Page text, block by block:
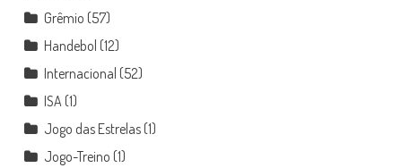
Grêmio (57)
Handebol (12)
Internacional (52)
ISA(1)
Jogo das Estrelas(1)
Jogo-Treino (1)